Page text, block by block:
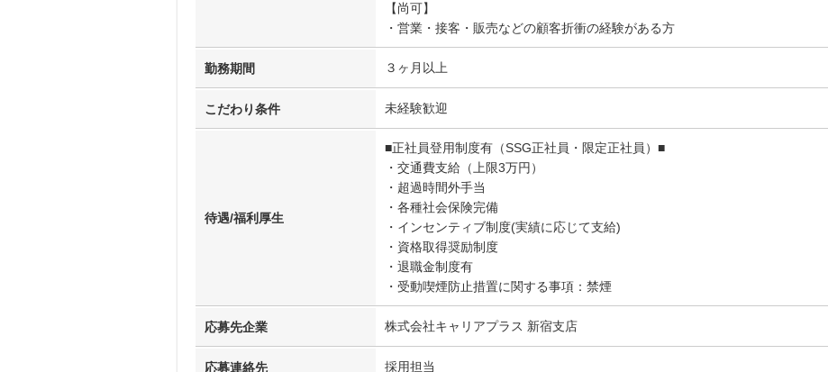
【尚可】
・営業・接客・販売などの顧客折衝の経験がある方
勤務期間 ３ヶ月以上
こだわり条件 未経験歓迎
待遇/福利厚生
■正社員登用制度有（SSG正社員・限定正社員）■
・交通費支給（上限3万円）
・超過時間外手当
・各種社会保険完備
・インセンティブ制度(実績に応じて支給)
・資格取得奨励制度
・退職金制度有
・受動喫煙防止措置に関する事項：禁煙
応募先企業 株式会社キャリアプラス 新宿支店
応募連絡先 採用担当